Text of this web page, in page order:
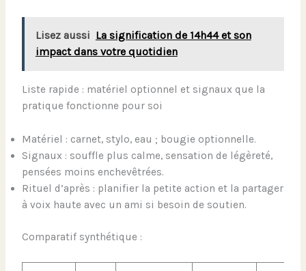
Lisez aussi La signification de 14h44 et son
impact dans votre quotidien
Liste rapide : matériel optionnel et signaux que la
pratique fonctionne pour soi
Matériel : carnet, stylo, eau ; bougie optionnelle.
Signaux : souffle plus calme, sensation de légèreté,
pensées moins enchevêtrées.
Rituel d’après : planifier la petite action et la partager
à voix haute avec un ami si besoin de soutien.
Comparatif synthétique :